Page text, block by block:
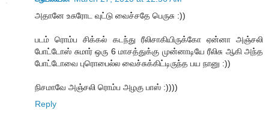
அதானே உசுரோட வுட்டு வைச்சதே பெருசு :))
படம் ரொம்ப சிக்கல் கடந்து ரீலிசாகியிருக்கோ ஏன்னா அஞ்சலி
போட்டோஸ் சுமார் ஒரு 6 மாசத்துக்கு முன்னாடியே ரீலிசு ஆகி அந்த
போட்டோவை புரொபைல்ல வைச்சுக்கிட்டிருந்த பய நானு :))
நிசமாவே அஞ்சலி ரொம்ப அழகு பாஸ் :))))
Reply